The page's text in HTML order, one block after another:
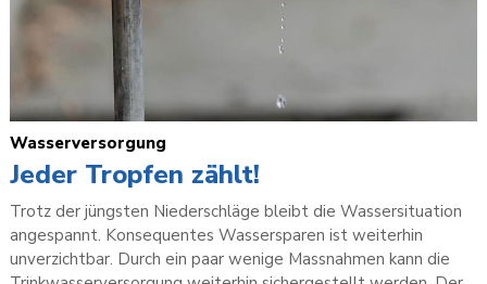
Wasserversorgung
Jeder Tropfen zählt!
Trotz der jüngsten Niederschläge bleibt die Wassersituation
angespannt. Konsequentes Wassersparen ist weiterhin
unverzichtbar. Durch ein paar wenige Massnahmen kann die